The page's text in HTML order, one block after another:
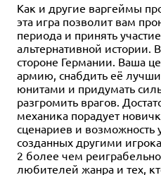
Как и другие варгеймы
эта игра позволит вам
периода и принять
альтернативной истории.
стороне Германии. Ваша
армию, снабдить её
юнитами и придумать
разгромить врагов.
механика порадует
сценариев и
созданных другими
2 более чем
любителей жанра и тех,